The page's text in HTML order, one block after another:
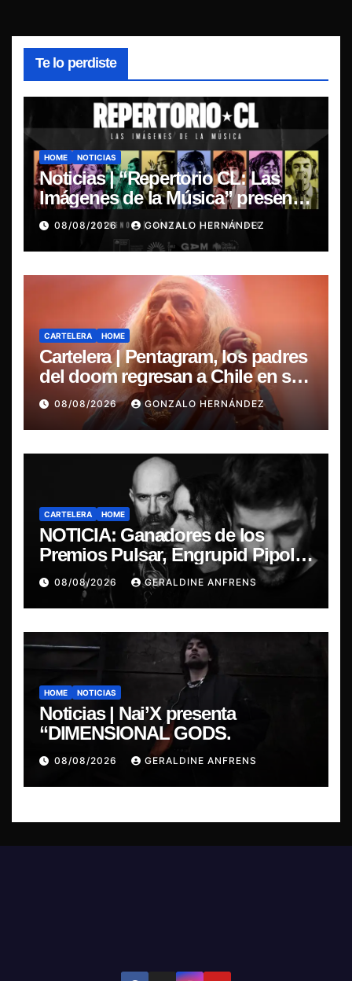
Te lo perdiste
HOME NOTICIAS
Noticias | “Repertorio CL: Las
Imágenes de la Música” presenta
la esencia del nuevo sonido
nacional
08/08/2026 GONZALO HERNÁNDEZ
CARTELERA HOME
Cartelera | Pentagram, los padres
del doom regresan a Chile en su
última misa
08/08/2026 GONZALO HERNÁNDEZ
CARTELERA HOME
NOTICIA: Ganadores de los
Premios Pulsar, Engrupid Pipol
presentan show exclusivo.
08/08/2026 GERALDINE ANFRENS
HOME NOTICIAS
Noticias | Nai’X presenta
“DIMENSIONAL GODS.
08/08/2026 GERALDINE ANFRENS